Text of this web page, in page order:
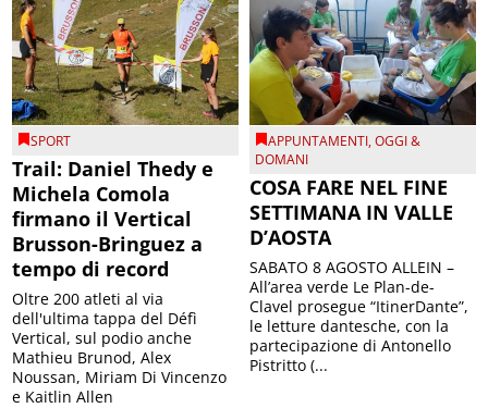
SPORT
Trail: Daniel Thedy e
Michela Comola
firmano il Vertical
Brusson-Bringuez a
tempo di record
Oltre 200 atleti al via
dell'ultima tappa del Défì
Vertical, sul podio anche
Mathieu Brunod, Alex
Noussan, Miriam Di Vincenzo
e Kaitlin Allen
APPUNTAMENTI,OGGI &
DOMANI
COSA FARE NEL FINE
SETTIMANA IN VALLE
D’AOSTA
SABATO 8 AGOSTO ALLEIN –
All’area verde Le Plan-de-
Clavel prosegue “ItinerDante”,
le letture dantesche, con la
partecipazione di Antonello
Pistritto (...